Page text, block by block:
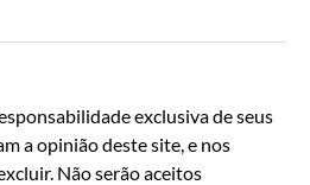
exclusiva de seus
a opinião deste site, e nos
Não serão aceitos